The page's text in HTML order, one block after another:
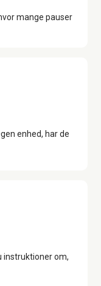
mange pauser
enhed, har de
instruktioner om,